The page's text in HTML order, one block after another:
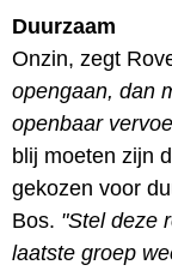
Duurzaam
Onzin, zegt
opengaan, dan
openbaar
blij moeten zijn
gekozen voor
Bos. "Stel deze
laatste groep